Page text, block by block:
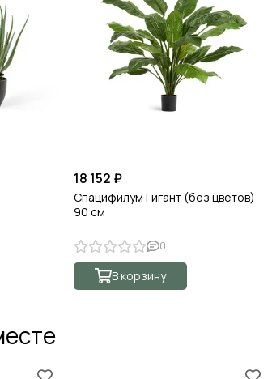
18 152 ₽
Спацифилум Гигант (без цветов)
90 см
0
В корзину